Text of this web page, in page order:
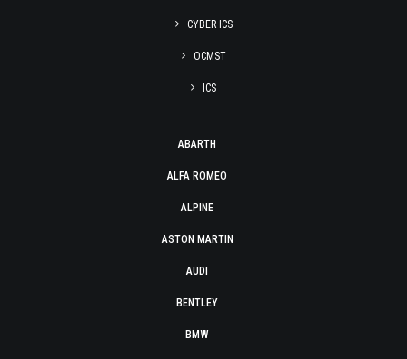
CYBER ICS
OCMST
ICS
ABARTH
ALFA ROMEO
ALPINE
ASTON MARTIN
AUDI
BENTLEY
BMW